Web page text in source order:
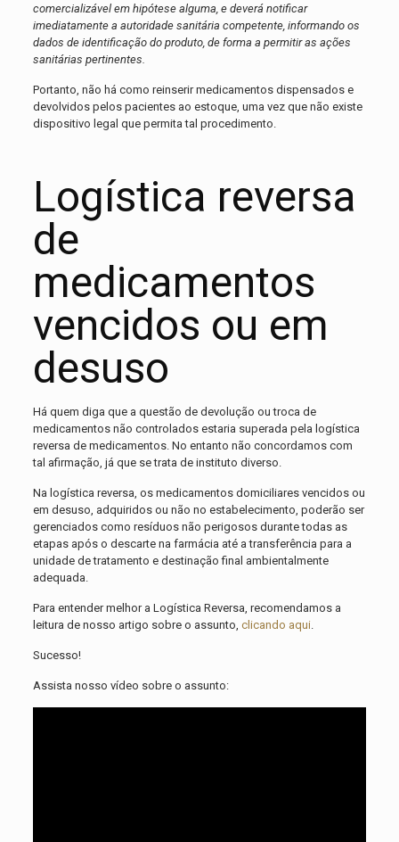
comercializável em hipótese alguma, e deverá notificar
imediatamente a autoridade sanitária competente, informando os
dados de identificação do produto, de forma a permitir as ações
sanitárias pertinentes.
Portanto, não há como reinserir medicamentos dispensados e
devolvidos pelos pacientes ao estoque, uma vez que não existe
dispositivo legal que permita tal procedimento.
Logística reversa
de
medicamentos
vencidos ou em
desuso
Há quem diga que a questão de devolução ou troca de
medicamentos não controlados estaria superada pela logística
reversa de medicamentos. No entanto não concordamos com
tal afirmação, já que se trata de instituto diverso.
Na logística reversa, os medicamentos domiciliares vencidos ou
em desuso, adquiridos ou não no estabelecimento, poderão ser
gerenciados como resíduos não perigosos durante todas as
etapas após o descarte na farmácia até a transferência para a
unidade de tratamento e destinação final ambientalmente
adequada.
Para entender melhor a Logística Reversa, recomendamos a
leitura de nosso artigo sobre o assunto, clicando aqui.
Sucesso!
Assista nosso vídeo sobre o assunto: